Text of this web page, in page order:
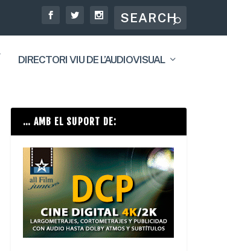
DIRECTORI VIU DE L’AUDIOVISUAL
… AMB EL SUPORT DE: